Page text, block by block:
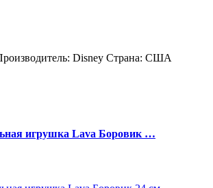
Disney Страна: США
игрушка Lava Боровик …